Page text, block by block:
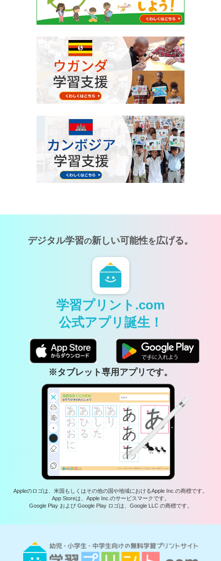
デジタル学習の新しい可能性を広げる。
学習プリント.com
公式アプリ誕生！
※タブレット専用アプリです。
Appleのロゴは、米国もしくはその他の国や地域におけるApple Inc.の商標です。
App Storeは、Apple Inc.のサービスマークです。
Google Play および Google Play ロゴは、Google LLC の商標です。